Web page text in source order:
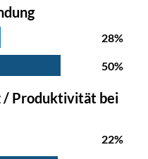
28%
50%
/ Produktivität bei
22%